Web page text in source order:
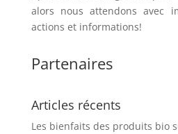
alors nous attendons avec
actions et informations!
Partenaires
Articles récents
Les bienfaits des produits bio